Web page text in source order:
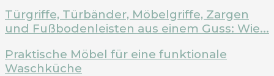
Türgriffe, Türbänder, Möbelgriffe, Zargen
und Fußbodenleisten aus einem Guss: Wie...
Praktische Möbel für eine funktionale
Waschküche